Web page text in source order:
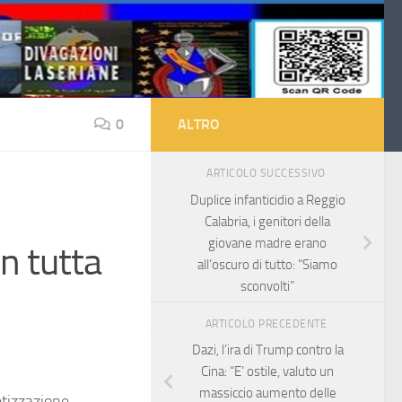
0
tutta
ALTRO
ARTICOLO SUCCESSIVO
Duplice infanticidio a Reggio
Calabria, i genitori della
giovane madre erano
all’oscuro di tutto: “Siamo
sconvolti”
ARTICOLO PRECEDENTE
Dazi, l’ira di Trump contro la
Cina: “E’ ostile, valuto un
massiccio aumento delle